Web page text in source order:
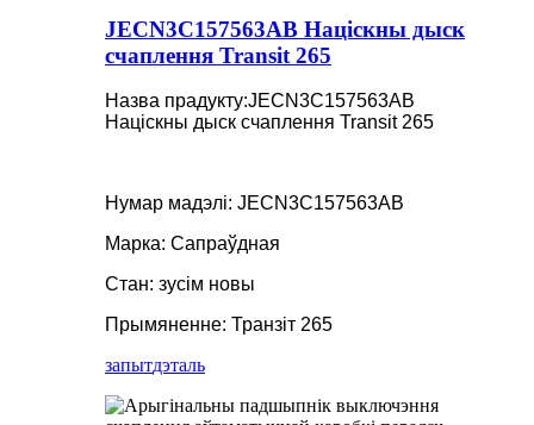
JECN3C157563AB Націскны дыск
счаплення Transit 265
Назва прадукту:JECN3C157563AB
Націскны дыск счаплення Transit 265
Нумар мадэлі: JECN3C157563AB
Марка: Сапраўдная
Стан: зусім новы
Прымяненне: Транзіт 265
запытдэталь